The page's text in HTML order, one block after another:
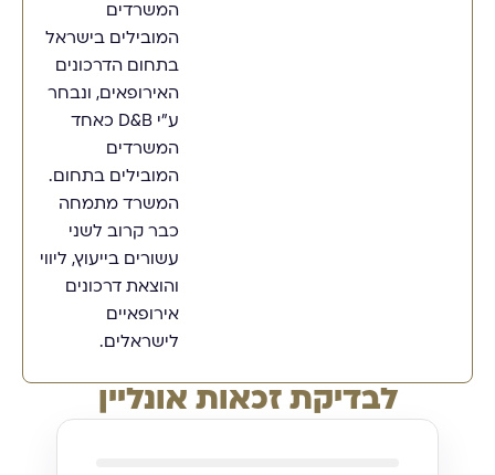
המשרדים
המובילים בישראל
בתחום הדרכונים
האירופאים, ונבחר
ע"י D&B כאחד
המשרדים
המובילים בתחום.
המשרד מתמחה
כבר קרוב לשני
עשורים בייעוץ, ליווי
והוצאת דרכונים
אירופאיים
לישראלים.
לבדיקת זכאות אונליין